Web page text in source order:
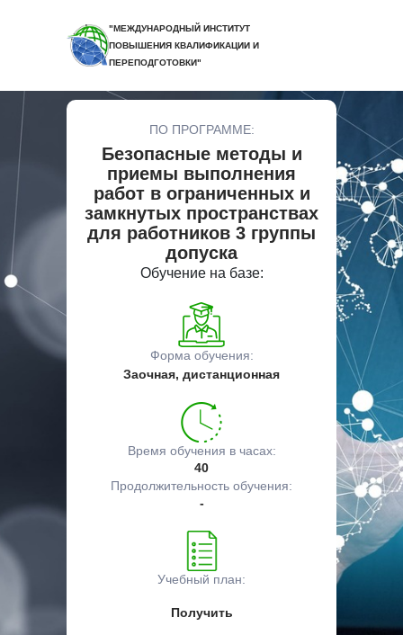
"МЕЖДУНАРОДНЫЙ ИНСТИТУТ
ПОВЫШЕНИЯ КВАЛИФИКАЦИИ И
ПЕРЕПОДГОТОВКИ"
ПО ПРОГРАММЕ:
Безопасные методы и
приемы выполнения
работ в ограниченных и
замкнутых пространствах
для работников 3 группы
допуска
Обучение на базе:
Форма обучения:
Заочная, дистанционная
Время обучения в часах:
40
Продолжительность обучения:
-
Учебный план:
Получить